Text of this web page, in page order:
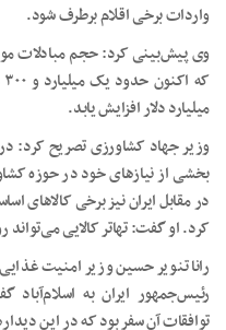
واردات برخی اقلام برطرف شود.
وی پیش‌بینی کرد: حجم مبادلات
میلیارد دلار افزایش یابد.
وزیر جهاد کشاورزی تصریح کرد:
بخشی از نیاز‌های خود در حوزه
در مقابل ایران نیز برخی کالا‌های
کرد. او گفت: تهاتر کالایی می‌تواند
رانا تنویر حسین وزیر امنیت
رئیس‌جمهور ایران به
توافقات آن سفر بود که در این